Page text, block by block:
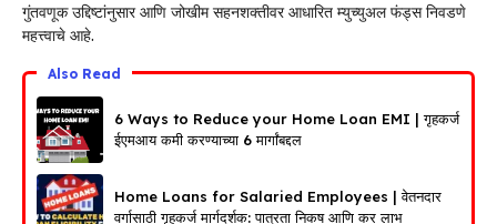
गुंतवणूक उद्दिष्टांनुसार आणि जोखीम सहनशक्तीवर आधारित म्युच्युअल फंड्स निवडणे
महत्त्वाचे आहे.
Also Read
6 Ways to Reduce your Home Loan EMI | गृहकर्ज
ईएमआय कमी करण्याच्या 6 मार्गांबद्दल
Home Loans for Salaried Employees | वेतनदार
वर्गासाठी गृहकर्ज मार्गदर्शक: पात्रता निकष आणि कर लाभ